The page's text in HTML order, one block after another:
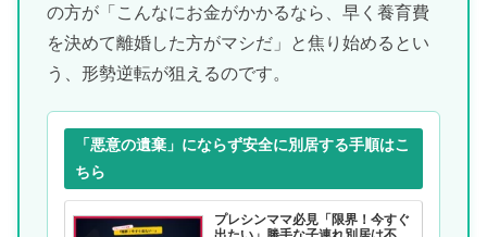
の方が「こんなにお金がかかるなら、早く養育費
を決めて離婚した方がマシだ」と焦り始めるとい
う、形勢逆転が狙えるのです。
「悪意の遺棄」にならず安全に別居する手順はこ
ちら
プレシンママ必見「限界！今すぐ